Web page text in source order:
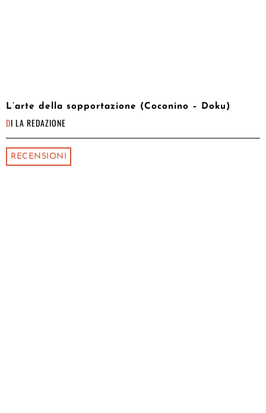
L’arte della sopportazione (Coconino – Doku)
DI LA REDAZIONE
RECENSIONI